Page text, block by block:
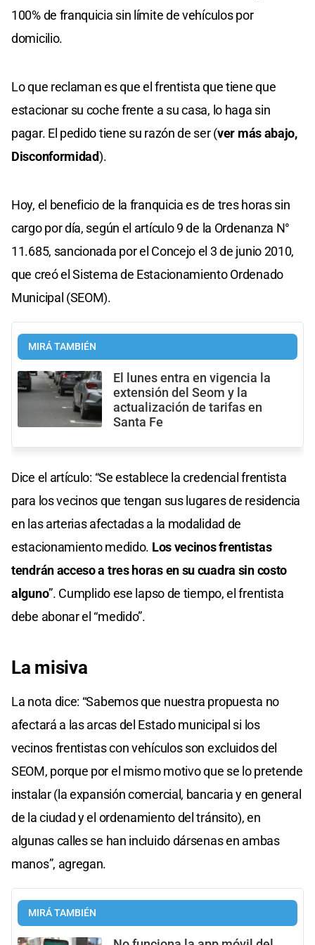
100% de franquicia sin límite de vehículos por
domicilio.
Lo que reclaman es que el frentista que tiene que
estacionar su coche frente a su casa, lo haga sin
pagar. El pedido tiene su razón de ser (ver más abajo,
Disconformidad).
Hoy, el beneficio de la franquicia es de tres horas sin
cargo por día, según el artículo 9 de la Ordenanza N°
11.685, sancionada por el Concejo el 3 de junio 2010,
que creó el Sistema de Estacionamiento Ordenado
Municipal (SEOM).
MIRÁ TAMBIÉN
El lunes entra en vigencia la
extensión del Seom y la
actualización de tarifas en
Santa Fe
Dice el artículo: “Se establece la credencial frentista
para los vecinos que tengan sus lugares de residencia
en las arterias afectadas a la modalidad de
estacionamiento medido. Los vecinos frentistas
tendrán acceso a tres horas en su cuadra sin costo
alguno”. Cumplido ese lapso de tiempo, el frentista
debe abonar el “medido”.
La misiva
La nota dice: “Sabemos que nuestra propuesta no
afectará a las arcas del Estado municipal si los
vecinos frentistas con vehículos son excluidos del
SEOM, porque por el mismo motivo que se lo pretende
instalar (la expansión comercial, bancaria y en general
de la ciudad y el ordenamiento del tránsito), en
algunas calles se han incluido dársenas en ambas
manos”, agregan.
MIRÁ TAMBIÉN